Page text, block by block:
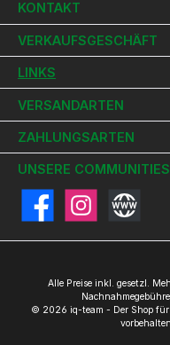
KONTAKT
VERKAUFSGESCHÄFT
LINKS
VERSANDARTEN
ZAHLUNGSARTEN
UNSERE COMMUNITIES
FacebookInstagramWebsite
Alle Preise inkl. gesetzl.
© 2026 iq-team - Der Shop für